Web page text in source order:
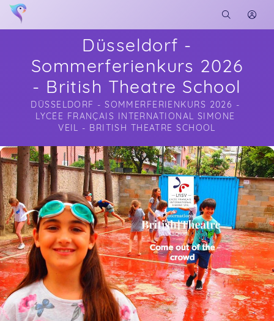
Düsseldorf -
Sommerferienkurs 2026
- British Theatre School
DÜSSELDORF - SOMMERFERIENKURS 2026 -
LYCÉE FRANÇAIS INTERNATIONAL SIMONE
VEIL - BRITISH THEATRE SCHOOL
Soon you will learn more about me here...